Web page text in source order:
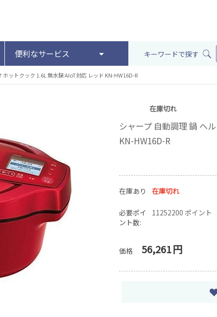
便利なサービス キーワードで探す
ホットクック 1.6L 無水鍋 AIoT対応 レッド KN-HW16D-R
在庫切れ
シャープ 自動調理 鍋 ヘ
KN-HW16D-R
在庫あり 在庫切れ
必要ポイ
ント数:
11252200 ポイント
価格 56,261円